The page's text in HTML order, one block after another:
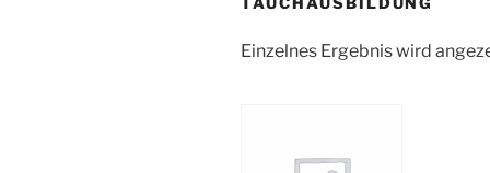
Einzelnes Ergebnis wird